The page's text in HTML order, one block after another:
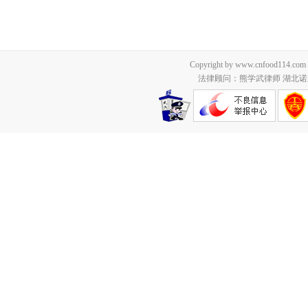
Copyright by
法律顾问：熊学武律师 湖北